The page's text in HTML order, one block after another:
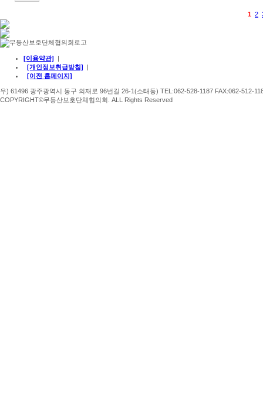
1 2
[이용약관] |
[개인정보취급방침] |
[이전 홈페이지]
우) 61496 광주광역시 동구 의재로 96번길 26-1(소태동) TEL:062-528-1187 FAX:062-512-
COPYRIGHT©무등산보호단체협의회. ALL Rights Reserved